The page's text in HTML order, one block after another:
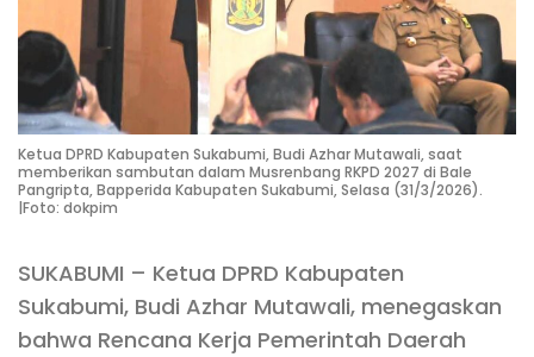
Ketua DPRD Kabupaten Sukabumi, Budi Azhar Mutawali, saat
memberikan sambutan dalam Musrenbang RKPD 2027 di Bale
Pangripta, Bapperida Kabupaten Sukabumi, Selasa (31/3/2026).
|Foto: dokpim
SUKABUMI – Ketua DPRD Kabupaten
Sukabumi, Budi Azhar Mutawali, menegaskan
bahwa Rencana Kerja Pemerintah Daerah